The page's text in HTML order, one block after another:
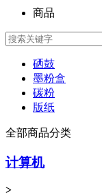
商品
硒鼓
墨粉盒
碳粉
版纸
全部商品分类
计算机
>